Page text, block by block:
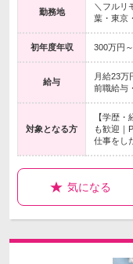
勤務地
＼フルリ
葉・東京
初年度年収 300万円
給与
月給23万
前職給与
対象となる方
【学歴
も歓迎｜
仕事をし
気になる